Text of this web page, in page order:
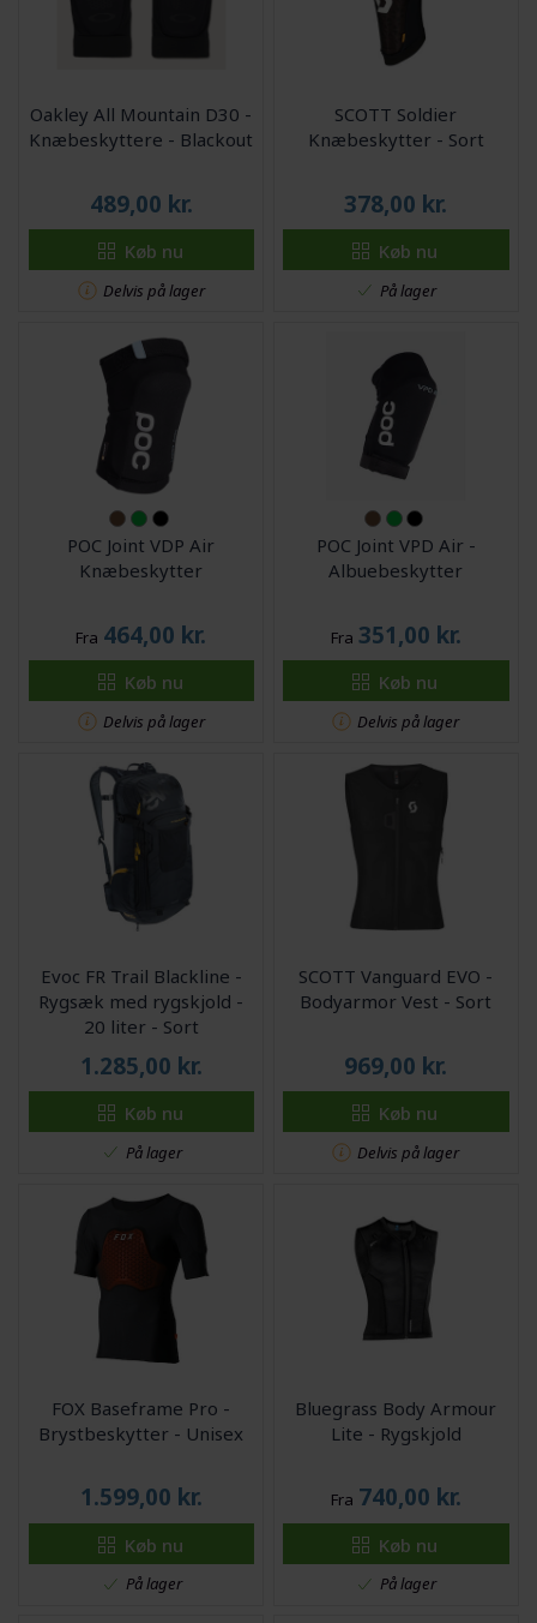
Oakley All Mountain D30 -
Knæbeskyttere - Blackout
489,00 kr.
Køb nu
Delvis på lager
SCOTT Soldier
Knæbeskytter - Sort
378,00 kr.
Køb nu
På lager
POC Joint VDP Air
Knæbeskytter
Fra 464,00 kr.
Køb nu
Delvis på lager
POC Joint VPD Air -
Albuebeskytter
Fra 351,00 kr.
Køb nu
Delvis på lager
Evoc FR Trail Blackline -
Rygsæk med rygskjold -
20 liter - Sort
1.285,00 kr.
Køb nu
På lager
SCOTT Vanguard EVO -
Bodyarmor Vest - Sort
969,00 kr.
Køb nu
Delvis på lager
FOX Baseframe Pro -
Brystbeskytter - Unisex
1.599,00 kr.
Køb nu
På lager
Bluegrass Body Armour
Lite - Rygskjold
Fra 740,00 kr.
Køb nu
På lager